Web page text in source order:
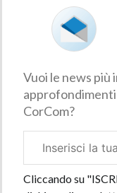
Vuoi le news più
CorCom?
aziendale
Cliccando su